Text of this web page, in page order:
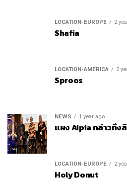
LOCATION-EUROPE 2
Shafia
LOCATION-AMERICA 2
Sproos
NEWS 1 year ago
แผง Aipia กล่าวถึง
LOCATION-EUROPE 2
Holy Donut